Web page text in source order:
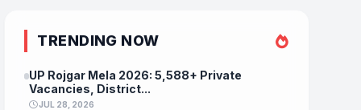
TRENDING NOW
UP Rojgar Mela 2026: 5,588+ Private
Vacancies, District...
JUL 28, 2026